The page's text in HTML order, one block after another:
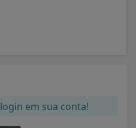
em sua conta!